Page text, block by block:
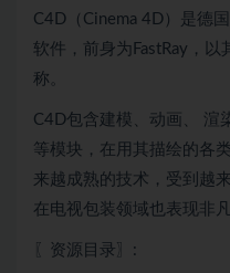
C4D（Cinema 4D）是德
软件，前身为FastRay，
称。
C4D包含建模、动画、 渲
等模块，在用其描绘的各
来越成熟的技术，受到越
在电视包装领域也表现非
〖资源目录〗: